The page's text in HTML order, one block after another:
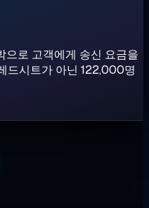
으로 고객에게 송신 요금을
드시트가 아닌 122,000명